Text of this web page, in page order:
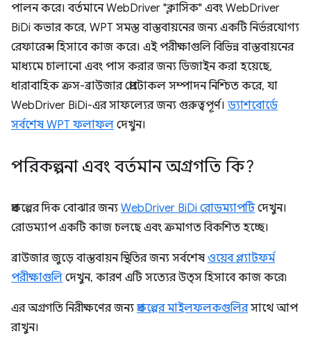
পালন করে। বর্তমানে WebDriver "ক্লাসিক" এবং WebDriver
BiDi কভার করে, WPT সমস্ত বাস্তবায়নের জন্য একটি নির্ভরযোগ্য
রেফারেন্স হিসাবে কাজ করে। এই পরীক্ষাগুলি বিভিন্ন বাস্তবায়নের
মাধ্যমে চালানো এবং পাস করার জন্য ডিজাইন করা হয়েছে,
ধারাবাহিক ক্রস-ব্রাউজার প্রোটোকল সম্পাদন নিশ্চিত করে, যা
WebDriver BiDi-এর সাফল্যের জন্য গুরুত্বপূর্ণ। ড্যাশবোর্ডে
সর্বশেষ WPT ফলাফল দেখুন।
পরিকল্পনা এবং বর্তমান অগ্রগতি কি?
প্রকল্পের দিক বোঝার জন্য WebDriver BiDi রোডম্যাপটিদেখুন।
রোডম্যাপ একটি কাজ চলছে এবং ক্রমাগত বিকশিত হচ্ছে।
ব্রাউজার জুড়ে বাস্তবায়ন স্থিতির জন্য সর্বশেষ ওয়েব প্ল্যাটফর্ম
পরীক্ষাগুলি দেখুন, কারণ এটি সত্যের উত্স হিসাবে কাজ করে৷
এর অগ্রগতি নিরীক্ষণের জন্য প্রকল্পের মাইলফলকগুলিরসাথে আপ
রাখুন।